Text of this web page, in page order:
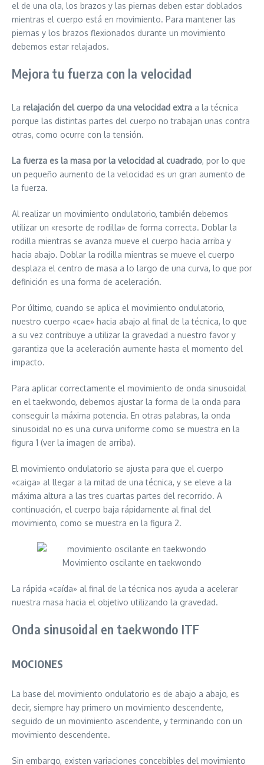
el de una ola, los brazos y las piernas deben estar doblados
mientras el cuerpo está en movimiento. Para mantener las
piernas y los brazos flexionados durante un movimiento
debemos estar relajados.
Mejora tu fuerza con la velocidad
La relajación del cuerpo da una velocidad extra a la técnica
porque las distintas partes del cuerpo no trabajan unas contra
otras, como ocurre con la tensión.
La fuerza es la masa por la velocidad al cuadrado, por lo que
un pequeño aumento de la velocidad es un gran aumento de
la fuerza.
Al realizar un movimiento ondulatorio, también debemos
utilizar un «resorte de rodilla» de forma correcta. Doblar la
rodilla mientras se avanza mueve el cuerpo hacia arriba y
hacia abajo. Doblar la rodilla mientras se mueve el cuerpo
desplaza el centro de masa a lo largo de una curva, lo que por
definición es una forma de aceleración.
Por último, cuando se aplica el movimiento ondulatorio,
nuestro cuerpo «cae» hacia abajo al final de la técnica, lo que
a su vez contribuye a utilizar la gravedad a nuestro favor y
garantiza que la aceleración aumente hasta el momento del
impacto.
Para aplicar correctamente el movimiento de onda sinusoidal
en el taekwondo, debemos ajustar la forma de la onda para
conseguir la máxima potencia. En otras palabras, la onda
sinusoidal no es una curva uniforme como se muestra en la
figura 1 (ver la imagen de arriba).
El movimiento ondulatorio se ajusta para que el cuerpo
«caiga» al llegar a la mitad de una técnica, y se eleve a la
máxima altura a las tres cuartas partes del recorrido. A
continuación, el cuerpo baja rápidamente al final del
movimiento, como se muestra en la figura 2.
Movimiento oscilante en taekwondo
La rápida «caída» al final de la técnica nos ayuda a acelerar
nuestra masa hacia el objetivo utilizando la gravedad.
Onda sinusoidal en taekwondo ITF
MOCIONES
La base del movimiento ondulatorio es de abajo a abajo, es
decir, siempre hay primero un movimiento descendente,
seguido de un movimiento ascendente, y terminando con un
movimiento descendente.
Sin embargo, existen variaciones concebibles del movimiento